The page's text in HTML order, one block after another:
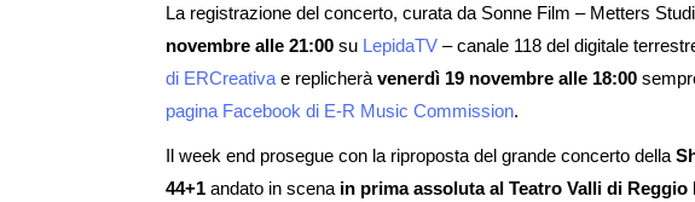
La registrazione del concerto, curata da Sonne Film – Metters
novembre alle 21:00 su LepidaTV – canale 118 del digitale
di ERCreativa e replicherà venerdì 19 novembre alle 18:00
pagina Facebook di E-R Music Commission.
Il week end prosegue con la riproposta del grande concerto della
44+1 andato in scena in prima assoluta al Teatro Valli di Reggio